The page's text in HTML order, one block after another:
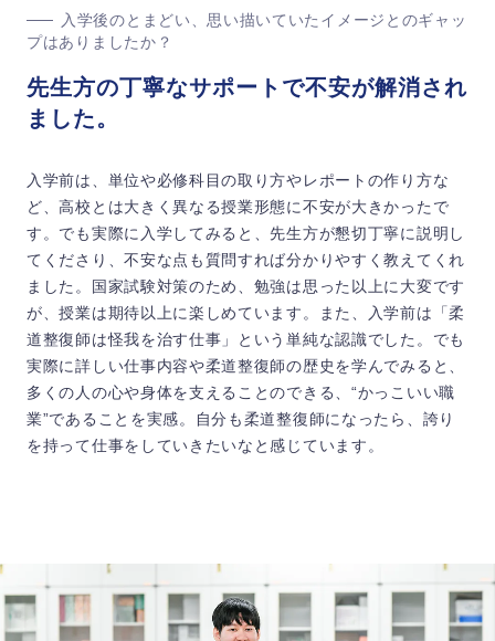
入学後のとまどい、思い描いていたイメージとのギャッ
プはありましたか？
先生方の丁寧なサポートで不安が解消され
ました。
入学前は、単位や必修科目の取り方やレポートの作り方な
ど、高校とは大きく異なる授業形態に不安が大きかったで
す。でも実際に入学してみると、先生方が懇切丁寧に説明し
てくださり、不安な点も質問すれば分かりやすく教えてくれ
ました。国家試験対策のため、勉強は思った以上に大変です
が、授業は期待以上に楽しめています。また、入学前は「柔
道整復師は怪我を治す仕事」という単純な認識でした。でも
実際に詳しい仕事内容や柔道整復師の歴史を学んでみると、
多くの人の心や身体を支えることのできる、“かっこいい職
業”であることを実感。自分も柔道整復師になったら、誇り
を持って仕事をしていきたいなと感じています。